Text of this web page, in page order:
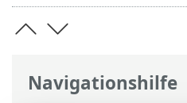
Navigationshilfe